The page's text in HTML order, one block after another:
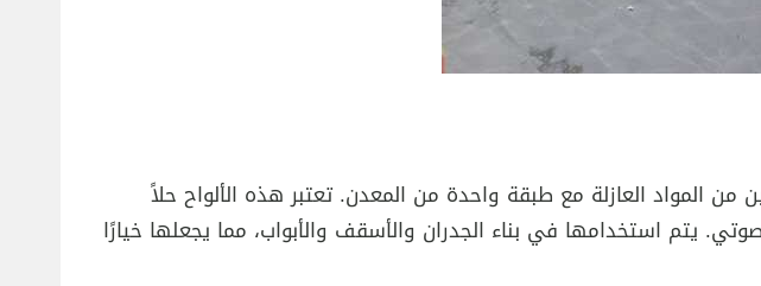
المواد العازلة مع طبقة واحدة من المعدن. تعتبر هذه الألواح حلاً
يتم استخدامها في بناء الجدران والأسقف والأبواب، مما يجعلها خيارًا